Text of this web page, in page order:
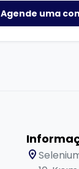
Agende uma